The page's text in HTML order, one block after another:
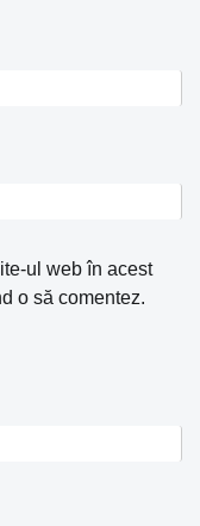
ul web în acest
o să comentez.